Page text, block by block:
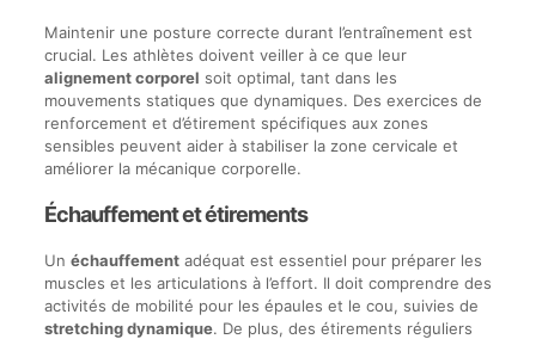
Maintenir une posture correcte durant l’entraînement est
crucial. Les athlètes doivent veiller à ce que leur
alignement corporel soit optimal, tant dans les
mouvements statiques que dynamiques. Des exercices de
renforcement et d’étirement spécifiques aux zones
sensibles peuvent aider à stabiliser la zone cervicale et
améliorer la mécanique corporelle.
Échauffement et étirements
Un échauffementadéquat est essentiel pour préparer les
muscles et les articulations à l’effort. Il doit comprendre des
activités de mobilité pour les épaules et le cou, suivies de
stretching dynamique. De plus, des étirements réguliers